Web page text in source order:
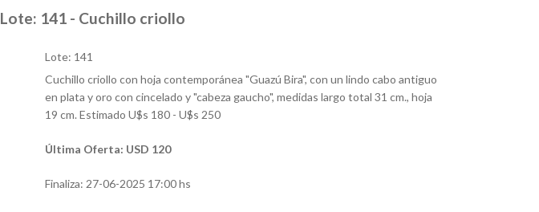
Lote: 141 - Cuchillo criollo
Lote: 141
Cuchillo criollo con hoja contemporánea "Guazú Bira", con un lindo cabo antiguo
en plata y oro con cincelado y "cabeza gaucho", medidas largo total 31 cm., hoja
19 cm. Estimado U$s 180 - U$s 250
Última Oferta: USD 120
Finaliza: 27-06-2025 17:00 hs